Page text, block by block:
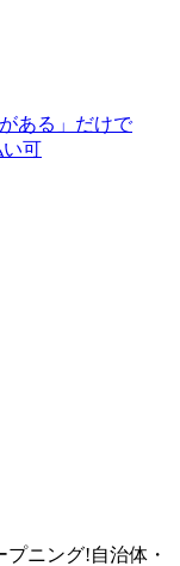
ある」だけで
可
ニング!自治体・